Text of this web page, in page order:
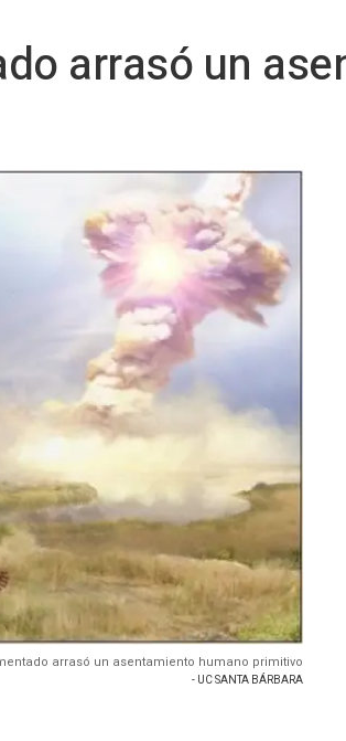
arrasó un
arrasó un asentamiento humano primitivo
- UC SANTA BÁRBARA